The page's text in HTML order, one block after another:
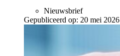
Nieuwsbrief
Gepubliceerd op: 20 mei 2026